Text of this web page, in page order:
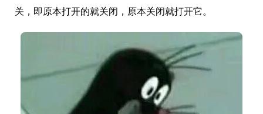
关，即原本打开的就关闭，原本关闭就打开它。